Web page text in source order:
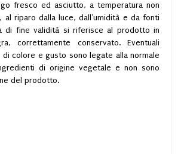
fresco ed asciutto, a temperatura non
al riparo dalla luce, dall'umidità e da fonti
di fine validità si riferisce al prodotto in
correttamente conservato. Eventuali
di colore e gusto sono legate alla normale
di origine vegetale e non sono
del prodotto.